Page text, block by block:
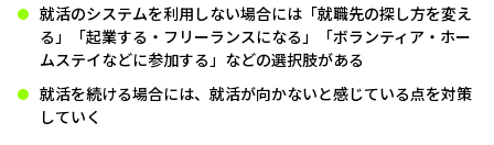
就活のシステムを利用しない場合には「就職先の探し方を変え
る」「起業する・フリーランスになる」「ボランティア・ホー
ムステイなどに参加する」などの選択肢がある
就活を続ける場合には、就活が向かないと感じている点を対策
していく